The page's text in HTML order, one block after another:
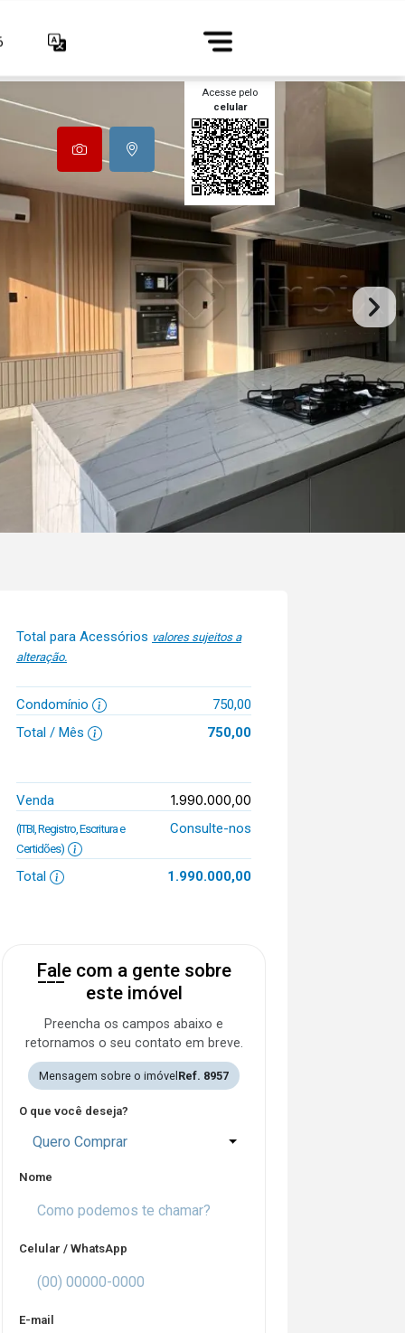
Acesse pelo
celular
Total para Acessórios valores sujeitos a
alteração.
Condomínio
750,00
Total / Mês
750,00
Venda 1.990.000,00
(ITBI, Registro, Escritura e
Certidões)
Consulte-nos
Total 1.990.000,00
Fale com a gente sobre
este imóvel
Preencha os campos abaixo e
retornamos o seu contato em breve.
Mensagem sobre o imóvel Ref. 8957
O que você deseja?
Quero Comprar
Nome
Celular / WhatsApp
E-mail